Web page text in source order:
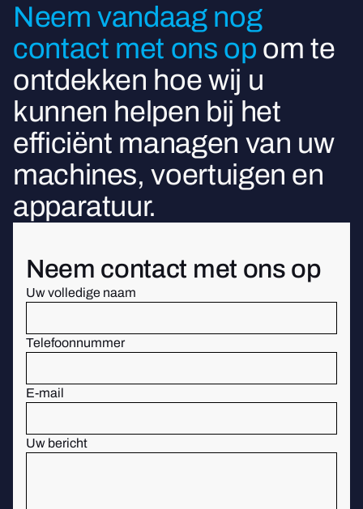
Neem vandaag nog
contact met ons op om te
ontdekken hoe wij u
kunnen helpen bij het
efficiënt managen van uw
machines, voertuigen en
apparatuur.
Neem contact met ons op
Uw volledige naam
Telefoonnummer
E-mail
Uw bericht